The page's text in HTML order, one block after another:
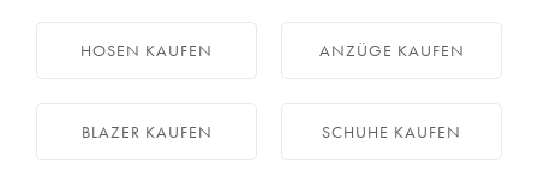
HOSEN KAUFEN ANZÜGE KAUFEN
BLAZER KAUFEN SCHUHE KAUFEN